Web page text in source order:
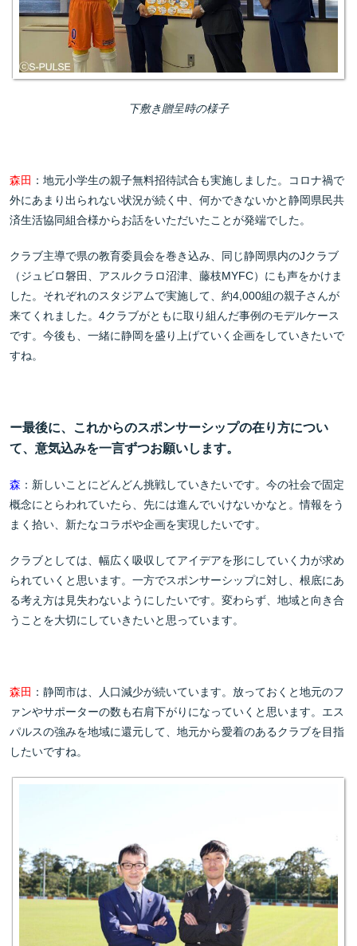
下敷き贈呈時の様子
森田 ：地元小学生の親子無料招待試合も実施しました。コロナ禍で
外にあまり出られない状況が続く中、何かできないかと静岡県民共
済生活協同組合様からお話をいただいたことが発端でした。
クラブ主導で県の教育委員会を巻き込み、同じ静岡県内のJクラブ
（ジュビロ磐田、アスルクラロ沼津、藤枝MYFC）にも声をかけま
した。それぞれのスタジアムで実施して、約4,000組の親子さんが
来てくれました。4クラブがともに取り組んだ事例のモデルケース
です。今後も、一緒に静岡を盛り上げていく企画をしていきたいで
すね。
ー最後に、これからのスポンサーシップの在り方につい
て、意気込みを一言ずつお願いします。
森 ：新しいことにどんどん挑戦していきたいです。今の社会で固定
概念にとらわれていたら、先には進んでいけないかなと。情報をう
まく拾い、新たなコラボや企画を実現したいです。
クラブとしては、幅広く吸収してアイデアを形にしていく力が求め
られていくと思います。一方でスポンサーシップに対し、根底にあ
る考え方は見失わないようにしたいです。変わらず、地域と向き合
うことを大切にしていきたいと思っています。
森田 ：静岡市は、人口減少が続いています。放っておくと地元のフ
ァンやサポーターの数も右肩下がりになっていくと思います。エス
パルスの強みを地域に還元して、地元から愛着のあるクラブを目指
したいですね。